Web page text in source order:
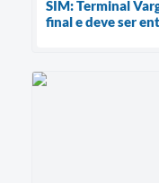
SIM: Terminal
final e deve ser